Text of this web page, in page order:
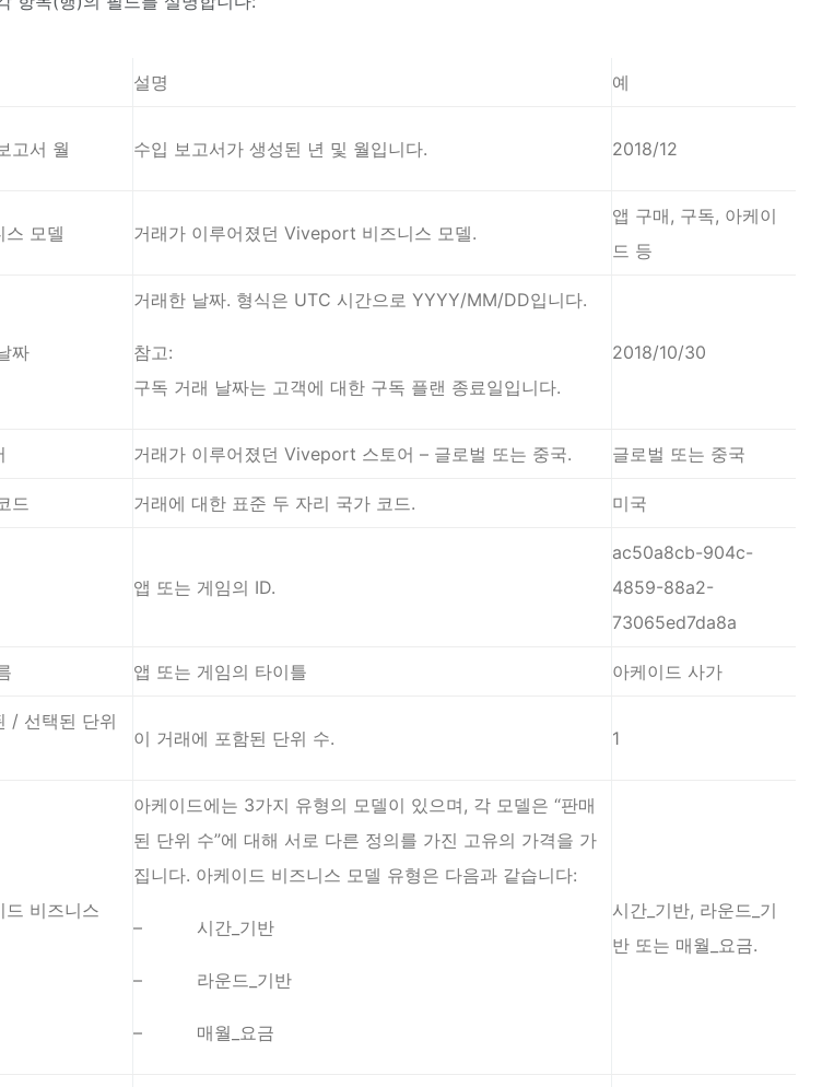
설명 예
고서 월 수입 보고서가 생성된 년 및 월입니다. 2018/12
스 모델 거래가 이루어졌던 Viveport 비즈니스 모델.
앱 구매, 구독, 아케이
드 등
짜
거래한 날짜. 형식은 UTC 시간으로 YYYY/MM/DD입니다.
참고:
구독 거래 날짜는 고객에 대한 구독 플랜 종료일입니다.
2018/10/30
거래가 이루어졌던 Viveport 스토어 – 글로벌 또는 중국. 글로벌 또는 중국
드 거래에 대한 표준 두 자리 국가 코드. 미국
앱 또는 게임의 ID.
ac50a8cb-904c-
4859-88a2-
73065ed7da8a
앱 또는 게임의 타이틀 아케이드 사가
/ 선택된 단위
이 거래에 포함된 단위 수. 1
드 비즈니스
아케이드에는 3가지 유형의 모델이 있으며, 각 모델은 “판매
된 단위 수”에 대해 서로 다른 정의를 가진 고유의 가격을 가
집니다. 아케이드 비즈니스 모델 유형은 다음과 같습니다:
– 시간_기반
– 라운드_기반
– 매월_요금
시간_기반, 라운드_기
반 또는 매월_요금.